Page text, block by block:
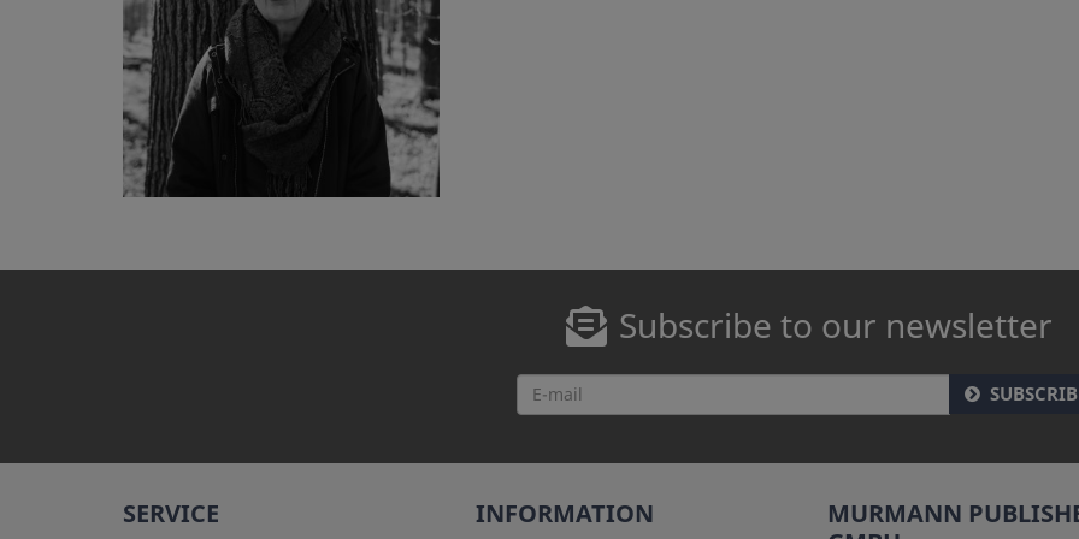
Subscribe to our newsletter
SERVICE INFORMATION
MURMANN